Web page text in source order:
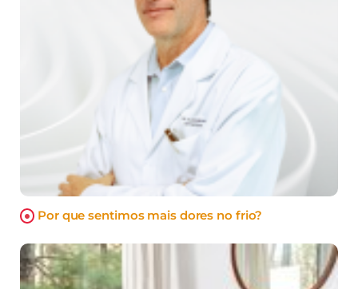
Por que sentimos mais dores no frio?